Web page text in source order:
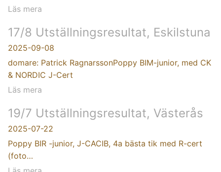
Läs mera
17/8 Utställningsresultat, Eskilstuna
2025-09-08
domare: Patrick RagnarssonPoppy BIM-junior, med CK
& NORDIC J-Cert
Läs mera
19/7 Utställningsresultat, Västerås
2025-07-22
Poppy BIR -junior, J-CACIB, 4a bästa tik med R-cert
(foto…